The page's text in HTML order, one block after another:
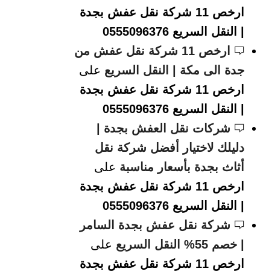
ارخص 11 شركة نقل عفش بجدة
| النقل السريع 0555096376
ارخص 11 شركة نقل عفش من
جدة الى مكة | النقل السريع على
ارخص 11 شركة نقل عفش بجدة
| النقل السريع 0555096376
شركات نقل العفش بجدة |
دليلك لاختيار أفضل شركة نقل
أثاث بجدة بأسعار مناسبة على
ارخص 11 شركة نقل عفش بجدة
| النقل السريع 0555096376
شركة نقل عفش بجدة السامر
| خصم 55% النقل السريع
على
ارخص 11 شركة نقل عفش بجدة